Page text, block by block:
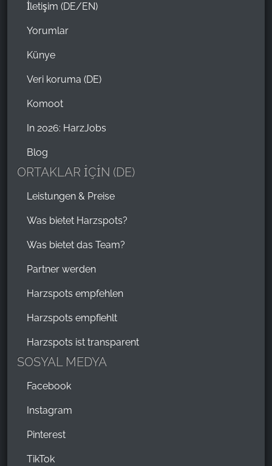
İletişim (DE/EN)
Yorumlar
Künye
Veri koruma (DE)
Komoot
In 2026: HarzJobs
Blog
ORTAKLAR İÇİN (DE)
Leistungen & Preise
Was bietet Harzspots?
Was bietet das Team?
Partner werden
Harzspots empfehlen
Harzspots empfiehlt
Harzspots ist transparent
SOSYAL MEDYA
Facebook
Instagram
Pinterest
TikTok